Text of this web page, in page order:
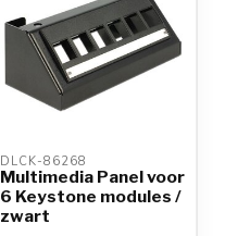
DLCK-86268
Multimedia Panel voor
6 Keystone modules /
zwart